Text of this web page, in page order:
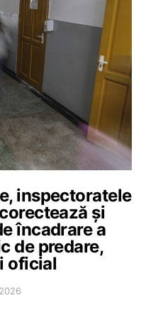
inspectoratele
și
încadrare a
de predare,
oficial